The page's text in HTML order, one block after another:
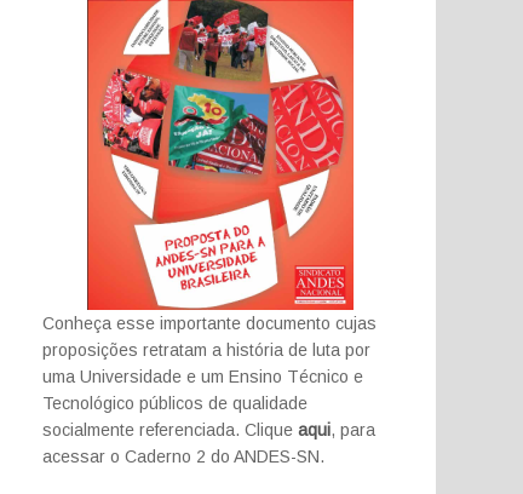
Conheça esse importante documento cujas
proposições retratam a história de luta por
uma Universidade e um Ensino Técnico e
Tecnológico públicos de qualidade
socialmente referenciada. Clique aqui, para
acessar o Caderno 2 do ANDES-SN.